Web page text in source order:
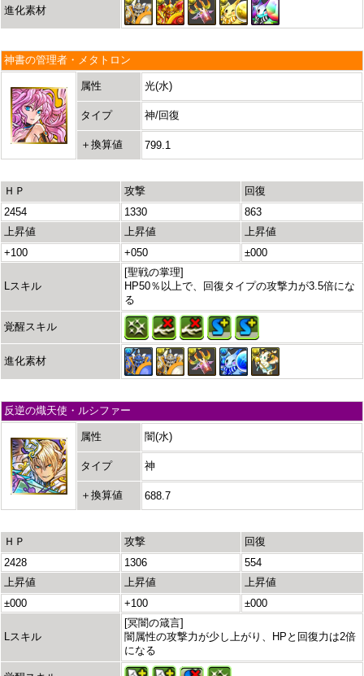
進化素材
神書の管理者・メタトロン
属性 光(水)
タイプ 神/回復
＋換算値 799.1
ＨＰ 攻撃
回復
2454
1330
863
上昇値
上昇値
上昇値
+100
+050 ±000
Lスキル
[聖戦の掌理]
HP50％以上で、回復タイプの攻撃力が3.5倍にな
る
覚醒スキル
進化素材
反逆の熾天使・ルシファー
属性 闇(水)
タイプ 神
＋換算値 688.7
ＨＰ 攻撃
回復
2428
1306
554
上昇値
上昇値
上昇値
±000
+100 ±000
Lスキル
[冥闇の箴言]
闇属性の攻撃力が少し上がり、HPと回復力は2倍
になる